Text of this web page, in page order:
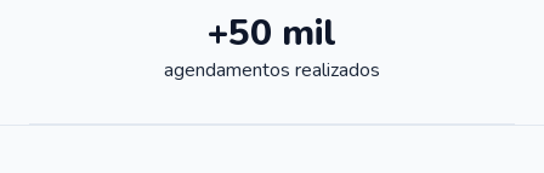
+50 mil
agendamentos realizados